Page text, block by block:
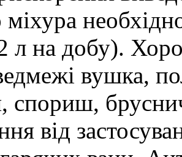
міхура
л на добу).
вушка,
спориш,
від